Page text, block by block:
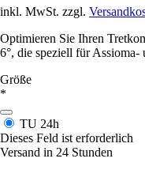
inkl. MwSt. zzgl.
Optimieren Sie Ihren
6°, die speziell für
Größe
*
TU 24h
Dieses Feld ist erforderlich
Versand in 24 Stunden